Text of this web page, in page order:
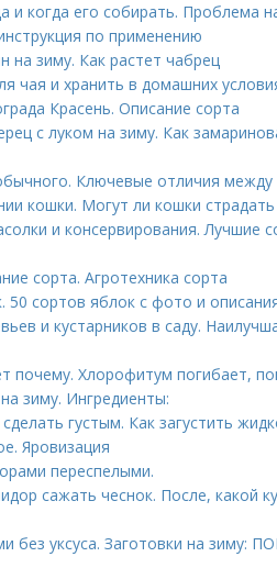
и когда его собирать. Проблема
по применению
на зиму. Как растет чабрец
чая и хранить в домашних
Красень. Описание сорта
с луком на зиму. Как
Ключевые отличия между
кошки. Могут ли кошки страдать
и консервирования. Лучшие
сорта. Агротехника сорта
50 сортов яблок с фото и
и кустарников в саду.
почему. Хлорофитум погибает,
зиму. Ингредиенты:
густым. Как загустить
Яровизация
переспелыми.
сажать чеснок. После, какой
уксуса. Заготовки на зиму: